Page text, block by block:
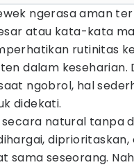
ngerasa aman
atau kata-kata
rutinitas
dalam keseharian.
ngobrol, hal
didekati.
secara natural tanpa
sama seseorang.